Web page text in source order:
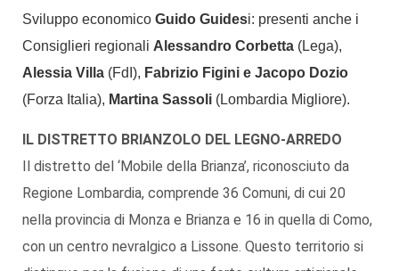
Sviluppo economico Guido Guidesi: presenti anche i
Consiglieri regionali Alessandro Corbetta (Lega),
Alessia Villa (FdI), Fabrizio Figini e Jacopo Dozio
(Forza Italia), Martina Sassoli (Lombardia Migliore).
IL DISTRETTO BRIANZOLO DEL LEGNO-ARREDO
Il distretto del ‘Mobile della Brianza’, riconosciuto da
Regione Lombardia, comprende 36 Comuni, di cui 20
nella provincia di Monza e Brianza e 16 in quella di Como,
con un centro nevralgico a Lissone. Questo territorio si